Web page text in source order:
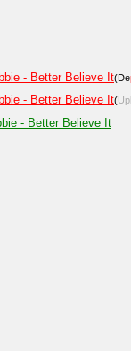
- Better Believe It(De
- Better Believe It(
- Better Believe It